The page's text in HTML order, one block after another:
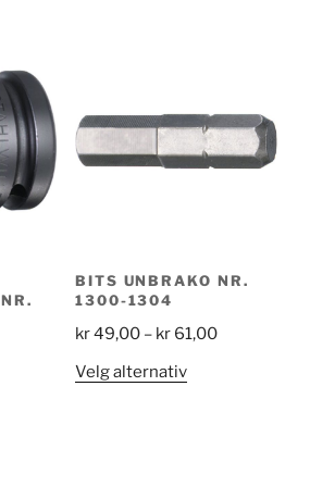
BITS UNBRAKO NR.
1300-1304
kr49,00 – kr61,00Price
Velg alternativDette